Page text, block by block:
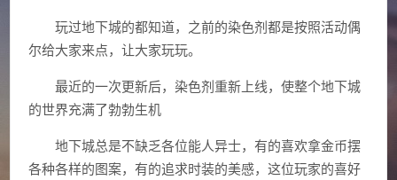
玩过地下城的都知道，之前的染色剂都是按照活动偶
尔给大家来点，让大家玩玩。
最近的一次更新后，染色剂重新上线，使整个地下城
的世界充满了勃勃生机
地下城总是不缺乏各位能人异士，有的喜欢拿金币摆
各种各样的图案，有的追求时装的美感，这位玩家的喜好